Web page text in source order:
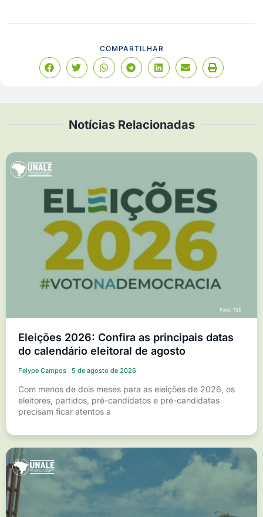
COMPARTILHAR
Notícias Relacionadas
Eleições 2026: Confira as principais datas
do calendário eleitoral de agosto
Felype Campos 5 de agosto de 2026
Com menos de dois meses para as eleições de 2026, os
eleitores, partidos, pré-candidatos e pré-candidatas
precisam ficar atentos a